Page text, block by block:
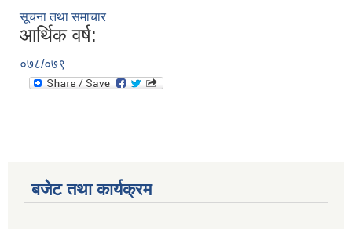
सूचना तथा समाचार
आर्थिक वर्ष:
०७८/०७९
बजेट तथा कार्यक्रम